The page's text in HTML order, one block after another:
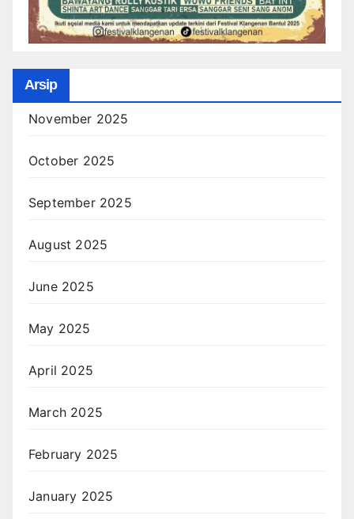
Arsip
November 2025
October 2025
September 2025
August 2025
June 2025
May 2025
April 2025
March 2025
February 2025
January 2025